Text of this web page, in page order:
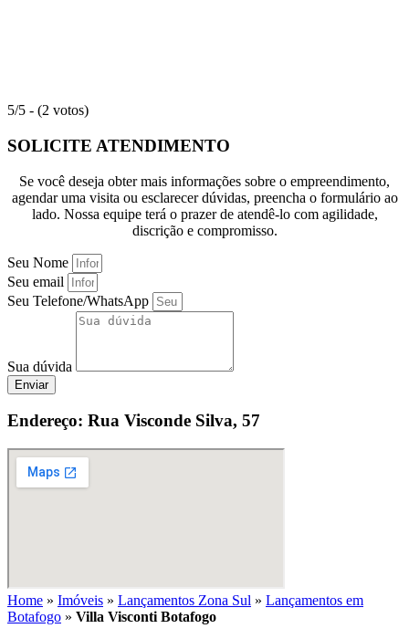
5/5 - (2 votos)
SOLICITE ATENDIMENTO
Se você deseja obter mais informações sobre o empreendimento,
agendar uma visita ou esclarecer dúvidas, preencha o formulário ao
lado. Nossa equipe terá o prazer de atendê-lo com agilidade,
discrição e compromisso.
Seu Nome
Seu email
Seu Telefone/WhatsApp
Sua dúvida
Enviar
Endereço: Rua Visconde Silva, 57
Home » Imóveis » Lançamentos Zona Sul » Lançamentos em
Botafogo » Villa Visconti Botafogo